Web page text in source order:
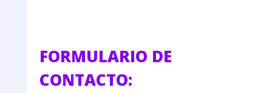
FORMULARIO DE
CONTACTO: